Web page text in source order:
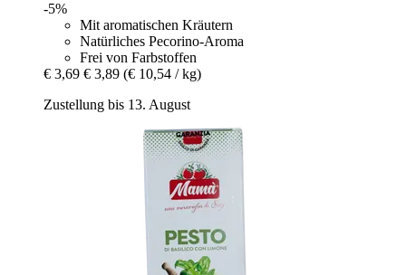
-5%
Mit aromatischen Kräutern
Natürliches Pecorino-Aroma
Frei von Farbstoffen
€ 3,69 € 3,89 (€ 10,54 / kg)
Zustellung bis 13. August